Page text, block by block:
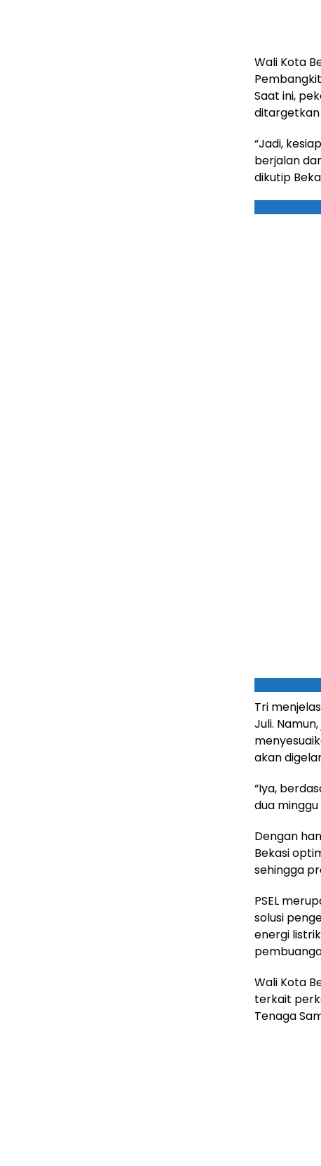
Wali Kota
Saat ini,
ditargetkan
“Jadi,
berjalan
dikutip
Tri
Juli.
akan
“Iya,
dua
Dengan
Bekasi
sehingga
PSEL
solusi
energi
Wali Kota
terkait
Tenaga